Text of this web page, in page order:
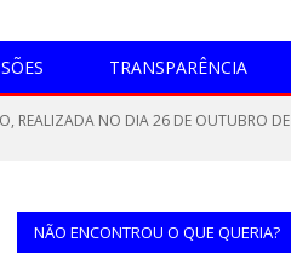
TRANSPARÊNCIA
REALIZADA NO DIA 26 DE OUTUBRO DE
NÃO ENCONTROU O QUE QUERIA?